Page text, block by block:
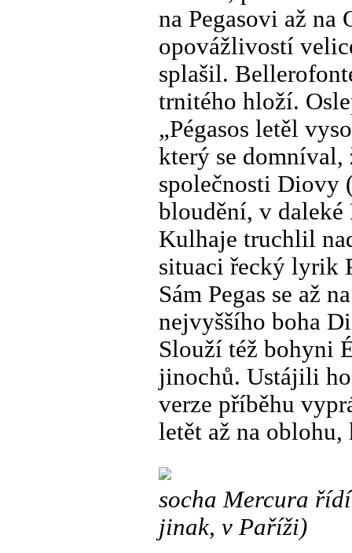
na Pegasovi až
opovážlivostí
splašil.
trnitého hloží.
„Pégasos letěl
který se domníval,
společnosti
bloudění, v
Kulhaje truchlil
situaci řecký lyrik
Sám Pegas se až
nejvyššího boha
Slouží též bohyni
jinochů. Ustájili ho
verze příběhu
letět až na
socha Mercura
jinak, v Paříži)